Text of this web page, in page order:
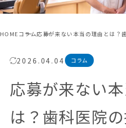
HOMEコラム応募が来ない本当の理由とは？
2026.04.04 コラム
応募が来ない
は？歯科医院